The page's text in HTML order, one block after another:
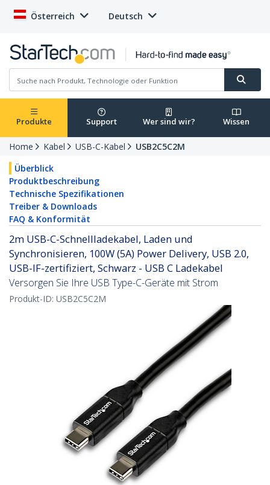
Österreich Deutsch
Produkte Support Wer sind wir? Wissen
Home Kabel USB-C-Kabel
USB2C5C2M
Überblick
Produktbeschreibung
Technische Spezifikationen
Treiber & Downloads
FAQ & Konformität
2m USB-C-Schnellladekabel, Laden und
Synchronisieren, 100W (5A) Power Delivery, USB 2.0,
USB-IF-zertifiziert, Schwarz - USB C Ladekabel
Versorgen Sie Ihre USB Type-C-Geräte mit Strom
Produkt-ID: USB2C5C2M